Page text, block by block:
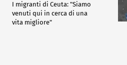
I migranti di Ceuta: "Siamo
venuti qui in cerca di una
vita migliore"